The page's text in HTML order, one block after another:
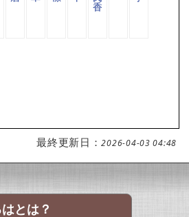
香
最終更新日：2026-04-03 04:48
とは？